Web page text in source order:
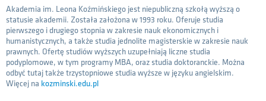
Akademia im. Leona Koźmińskiego jest niepubliczną szkołą wyższą o
statusie akademii. Została założona w 1993 roku. Oferuje studia
pierwszego i drugiego stopnia w zakresie nauk ekonomicznych i
humanistycznych, a także studia jednolite magisterskie w zakresie nauk
prawnych. Ofertę studiów wyższych uzupełniają liczne studia
podyplomowe, w tym programy MBA, oraz studia doktoranckie. Można
odbyć tutaj także trzystopniowe studia wyższe w języku angielskim.
Więcej na kozminski.edu.pl